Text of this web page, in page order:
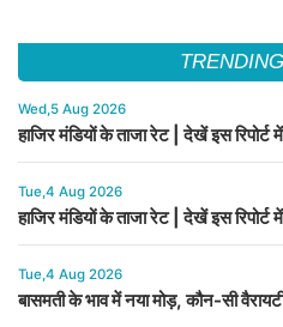
Wed,5 Aug 2026
हाजिर मंडियों के ताजा रेट | देखें इस रिपोर्ट में
Tue,4 Aug 2026
हाजिर मंडियों के ताजा रेट | देखें इस रिपोर्ट में
Tue,4 Aug 2026
बासमती के भाव में नया मोड़, कौन-सी